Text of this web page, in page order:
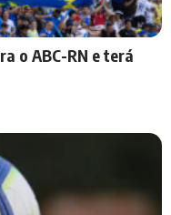
o ABC-RN e terá